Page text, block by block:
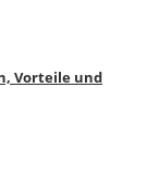
Vorteile und